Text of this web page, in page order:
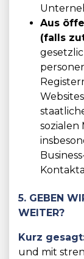
Aus
(falls
sozialen
5. GEBEN
WEITER?
Kurz
und mit